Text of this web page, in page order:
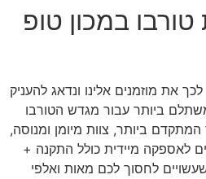
במכון טופ
את מוזמנים אלינו ונדאג להעניק
ביותר עבור מגדש הטורבו
ביותר, צוות מיומן ומנוסה,
לאספקה מיידית כולל התקנה +
לחסוך לכם מאות ואלפי